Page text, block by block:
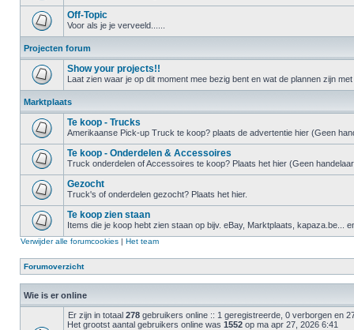
Off-Topic
Voor als je je verveeld......
Projecten forum
Show your projects!!
Laat zien waar je op dit moment mee bezig bent en wat de plannen zijn
Marktplaats
Te koop - Trucks
Amerikaanse Pick-up Truck te koop? plaats de advertentie hier (Geen
Te koop - Onderdelen & Accessoires
Truck onderdelen of Accessoires te koop? Plaats het hier (Geen
Gezocht
Truck's of onderdelen gezocht? Plaats het hier.
Te koop zien staan
Items die je koop hebt zien staan op bijv. eBay, Marktplaats, kapaza.be...
Verwijder alle forumcookies | Het team
Forumoverzicht
Wie is er online
Er zijn in totaal 278 gebruikers online :: 1 geregistreerde, 0 verborgen en
Het grootst aantal gebruikers online was 1552 op ma apr 27, 2026 6:41